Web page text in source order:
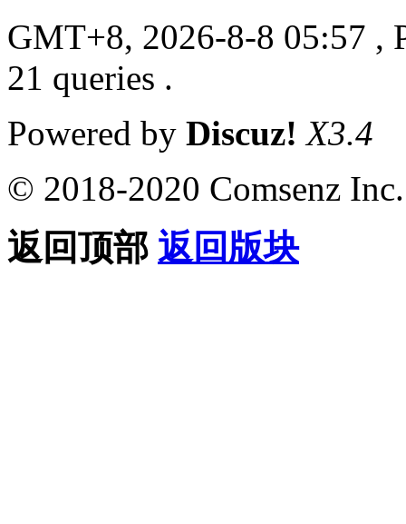
GMT+8, 2026-8-8 05:57 ,
21 queries .
Powered by Discuz! X3.4
© 2018-2020 Comsenz Inc.
返回顶部 返回版块